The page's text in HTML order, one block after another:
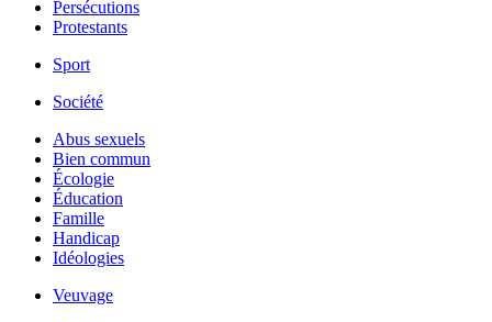
Persécutions
Protestants
Sport
Société
Abus sexuels
Bien commun
Écologie
Éducation
Famille
Handicap
Idéologies
Veuvage